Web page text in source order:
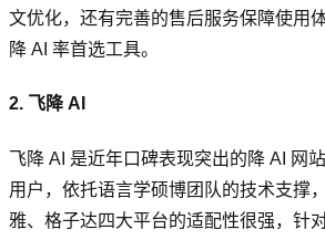
文优化，还有完善的售后服务保障使用
降 AI 率首选工具。
2. 飞降 AI
飞降 AI 是近年口碑表现突出的降 AI 网
用户，依托语言学硕博团队的技术支撑
雅、格子达四大平台的适配性很强，针